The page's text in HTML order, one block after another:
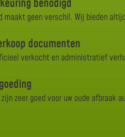
benodigd
maakt geen verschil. Wij bieden
documenten
verkocht en administratief
zeer goed voor uw oude afbraak